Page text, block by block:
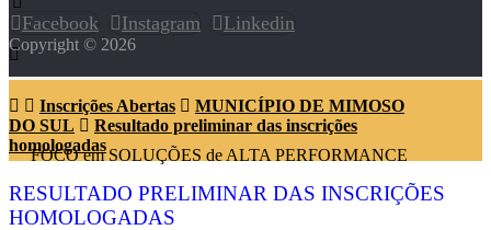
FOCO em SOLUÇÕES de ALTA PERFORMANCE
Facebook Instagram Linkedin
Copyright © 2026
Inscrições Abertas
MUNICÍPIO DE MIMOSO
DO SUL
Resultado preliminar das inscrições
homologadas
RESULTADO PRELIMINAR DAS INSCRIÇÕES
HOMOLOGADAS